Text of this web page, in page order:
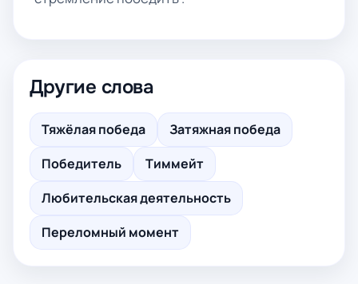
Другие слова
Тяжёлая победа
Затяжная победа
Победитель
Тиммейт
Любительская деятельность
Переломный момент